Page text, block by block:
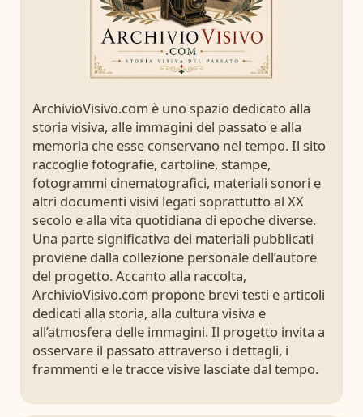
ArchivioVisivo.com è uno spazio dedicato alla
storia visiva, alle immagini del passato e alla
memoria che esse conservano nel tempo. Il sito
raccoglie fotografie, cartoline, stampe,
fotogrammi cinematografici, materiali sonori e
altri documenti visivi legati soprattutto al XX
secolo e alla vita quotidiana di epoche diverse.
Una parte significativa dei materiali pubblicati
proviene dalla collezione personale dell’autore
del progetto. Accanto alla raccolta,
ArchivioVisivo.com propone brevi testi e articoli
dedicati alla storia, alla cultura visiva e
all’atmosfera delle immagini. Il progetto invita a
osservare il passato attraverso i dettagli, i
frammenti e le tracce visive lasciate dal tempo.